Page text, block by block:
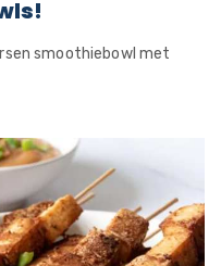
smoothiebowl met